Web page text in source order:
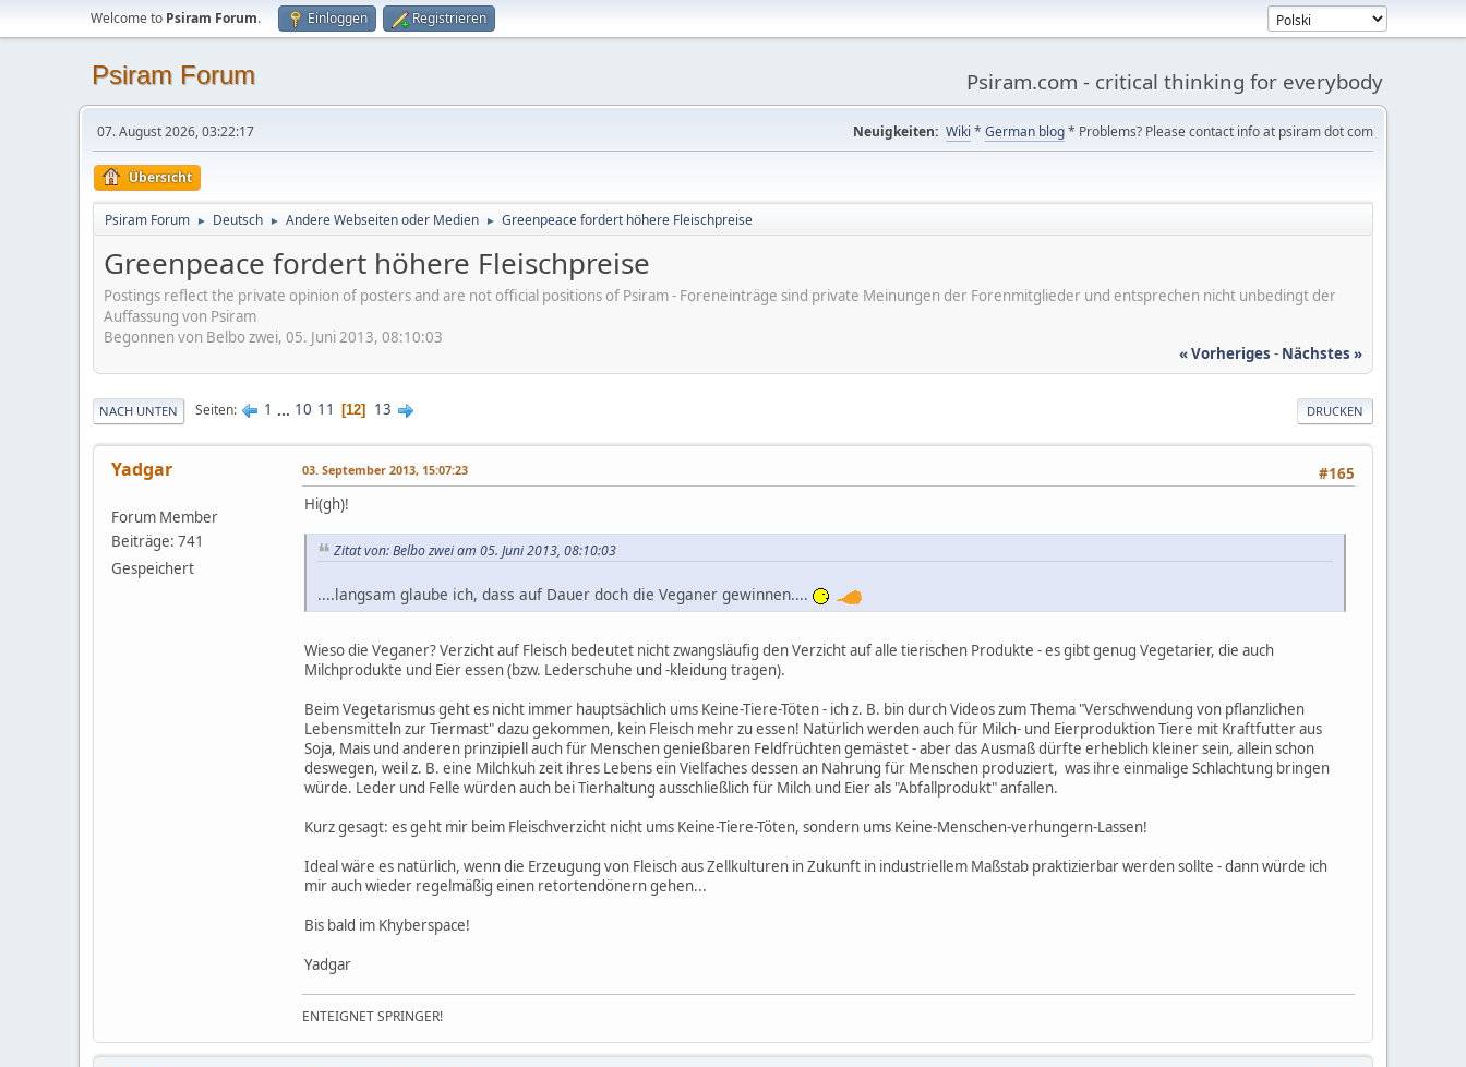
Welcome to Psiram Forum. Einloggen Registrieren
Psiram Forum Psiram.com - critical thinking for everybody
07. August 2026, 03:22:17 Neuigkeiten: Wiki * German blog* Problems? Please contact info at psiram dot com
Übersicht
Psiram Forum ► Deutsch ► Andere Webseiten oder Medien ► Greenpeace fordert höhere Fleischpreise
Greenpeace fordert höhere Fleischpreise
Postings reflect the private opinion of posters and are not official positions of Psiram - Foreneinträge sind private Meinungen der Forenmitglieder und entsprechen nicht unbedingt der
Auffassung von Psiram
Begonnen von Belbo zwei, 05. Juni 2013, 08:10:03
« Vorheriges - Nächstes »
DRUCKEN
NACH UNTEN Seiten 1 ... 10 11 12 13
Yadgar
Forum Member
Beiträge: 741
Gespeichert
#165
03. September 2013, 15:07:23
Hi(gh)!
Zitat von: Belbo zwei am 05. Juni 2013, 08:10:03
....langsam glaube ich, dass auf Dauer doch die Veganer gewinnen....
Wieso die Veganer? Verzicht auf Fleisch bedeutet nicht zwangsläufig den Verzicht auf alle tierischen Produkte - es gibt genug Vegetarier, die auch
Milchprodukte und Eier essen (bzw. Lederschuhe und -kleidung tragen).
Beim Vegetarismus geht es nicht immer hauptsächlich ums Keine-Tiere-Töten - ich z. B. bin durch Videos zum Thema "Verschwendung von pflanzlichen
Lebensmitteln zur Tiermast" dazu gekommen, kein Fleisch mehr zu essen! Natürlich werden auch für Milch- und Eierproduktion Tiere mit Kraftfutter aus
Soja, Mais und anderen prinzipiell auch für Menschen genießbaren Feldfrüchten gemästet - aber das Ausmaß dürfte erheblich kleiner sein, allein schon
deswegen, weil z. B. eine Milchkuh zeit ihres Lebens ein Vielfaches dessen an Nahrung für Menschen produziert, was ihre einmalige Schlachtung bringen
würde. Leder und Felle würden auch bei Tierhaltung ausschließlich für Milch und Eier als "Abfallprodukt" anfallen.
Kurz gesagt: es geht mir beim Fleischverzicht nicht ums Keine-Tiere-Töten, sondern ums Keine-Menschen-verhungern-Lassen!
Ideal wäre es natürlich, wenn die Erzeugung von Fleisch aus Zellkulturen in Zukunft in industriellem Maßstab praktizierbar werden sollte - dann würde ich
mir auch wieder regelmäßig einen retortendönern gehen...
Bis bald im Khyberspace!
Yadgar
ENTEIGNET SPRINGER!